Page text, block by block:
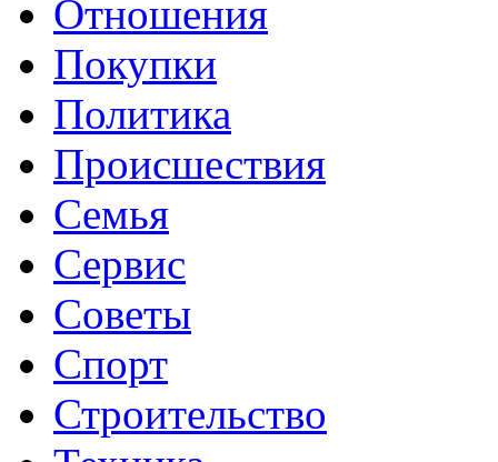
Отношения
Покупки
Политика
Происшествия
Семья
Сервис
Советы
Спорт
Строительство